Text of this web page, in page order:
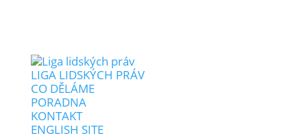
LIGA LIDSKÝCH PRÁV
CO DĚLÁME
PORADNA
KONTAKT
ENGLISH SITE